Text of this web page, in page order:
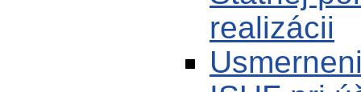
realizácii